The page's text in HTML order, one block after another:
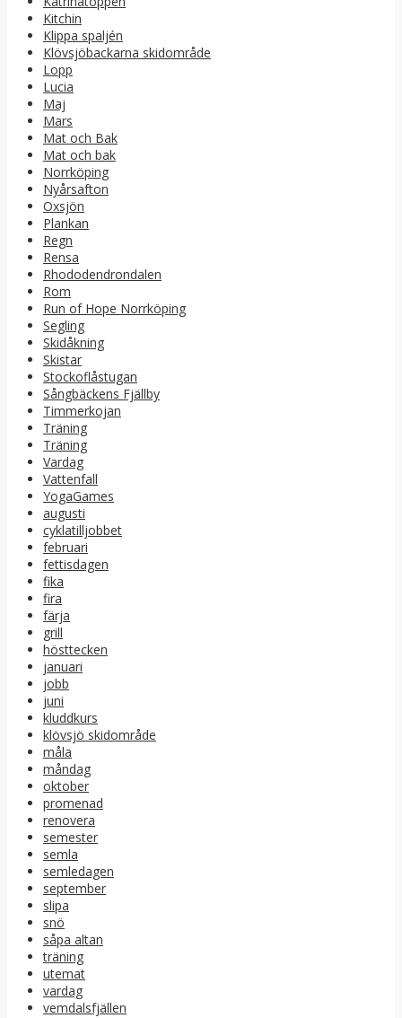
Kitchin
Klippa spaljén
Klövsjöbackarna skidområde
Lopp
Lucia
Maj
Mars
Mat och Bak
Mat och bak
Norrköping
Nyårsafton
Oxsjön
Plankan
Regn
Rensa
Rhododendrondalen
Rom
Run of Hope Norrköping
Segling
Skidåkning
Skistar
Stockoflåstugan
Sångbäckens Fjällby
Timmerkojan
Träning
Träning
Vardag
Vattenfall
YogaGames
augusti
cyklatilljobbet
februari
fettisdagen
fika
fira
färja
grill
hösttecken
januari
jobb
juni
kluddkurs
klövsjö skidområde
måla
måndag
oktober
promenad
renovera
semester
semla
semledagen
september
slipa
snö
såpa altan
träning
utemat
vardag
vemdalsfjällen